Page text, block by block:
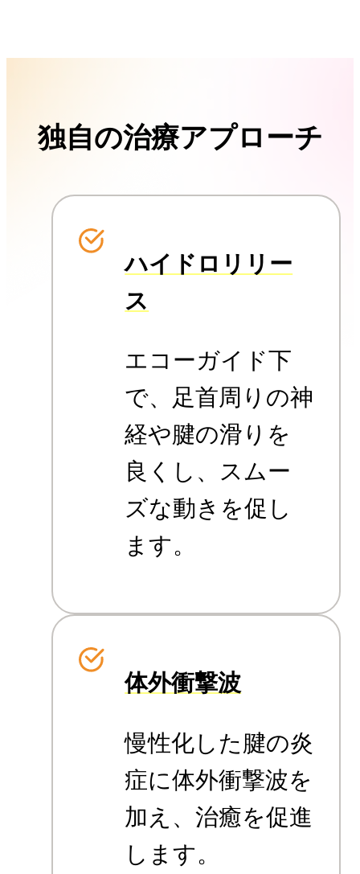
独自の治療アプローチ
ハイドロリリー
ス
エコーガイド下
で、足首周りの神
経や腱の滑りを
良くし、スムー
ズな動きを促し
ます。
体外衝撃波
慢性化した腱の炎
症に体外衝撃波を
加え、治癒を促進
します。